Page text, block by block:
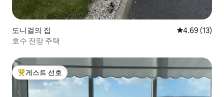
도니걸의 집 평점 4.69점
4.69 (13)
호수 전망 주택
상위 게스트 선호
게스트 선호